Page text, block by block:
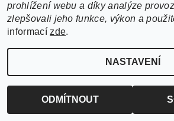
Vytvořil Shoptet
prohlížení webu a díky analýze
zlepšovali jeho funkce, výkon a
informacízde.
NASTAVENÍ
ODMÍTNOUT